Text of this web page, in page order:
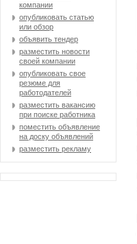
компании
опубликовать статью
или обзор
объявить тендер
разместить новости
своей компании
опубликовать свое
резюме для
работодателей
разместить вакансию
при поиске работника
поместить объявление
на доску объявлений
разместить рекламу